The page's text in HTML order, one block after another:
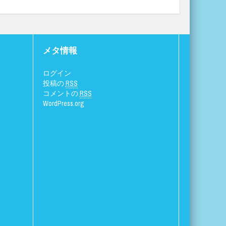
メタ情報
ログイン
投稿のRSS
コメントのRSS
WordPress.org